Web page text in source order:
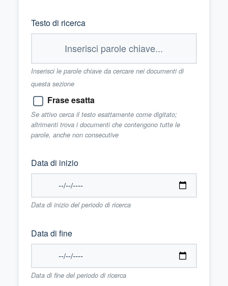
Testo di ricerca
Inserisci le parole chiave da cercare nei documenti di
questa sezione
Frase esatta
Se attivo cerca il testo esattamente come digitato;
altrimenti trova i documenti che contengono tutte le
parole, anche non consecutive
Data di inizio
Data di inizio del periodo di ricerca
Data di fine
Data di fine del periodo di ricerca